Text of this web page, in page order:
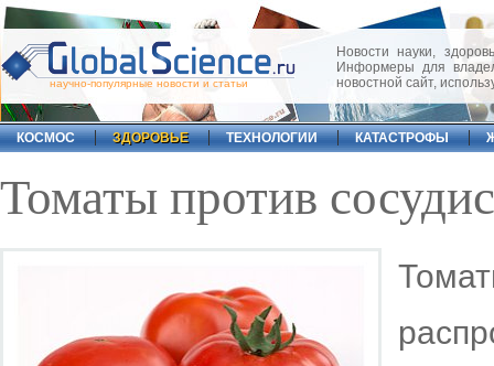
научно-популярные новости и статьи
Новости науки,
Информеры для
новостной сайт,
КОСМОС ЗДОРОВЬЕ ТЕХНОЛОГИИ КАТАСТРОФЫ
Томаты против